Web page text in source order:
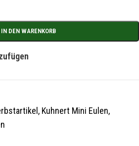
IN DEN WARENKORB
, Kuhnert Mini Eulen,